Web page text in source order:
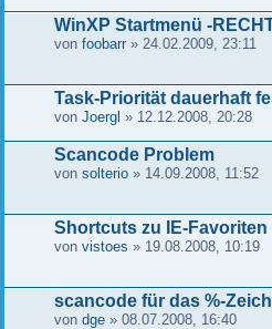
WinXP Startmenü -
von foobarr» 24.02.2009, 23:11
Task-Priorität dauerhaft
von Joergl » 12.12.2008, 20:28
Scancode Problem
von solterio» 14.09.2008, 11:52
Shortcuts zu IE-Favoriten
von vistoes » 19.08.2008, 10:19
scancode für das %-
von dge» 08.07.2008, 16:40